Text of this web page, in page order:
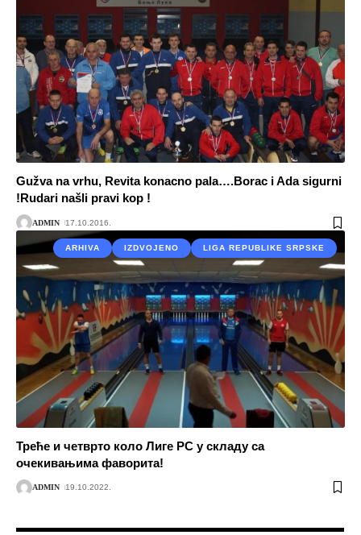
Gužva na vrhu, Revita konacno pala….Borac i Ada sigurni
!Rudari našli pravi kop !
ADMIN 17.10.2016.
ARHIVA IZDVOJENO LIGA REPUBLIKE SRPSKE
Треће и четврто коло Лиге РС у складу са
очекивањима фаворита!
ADMIN 19.10.2022.